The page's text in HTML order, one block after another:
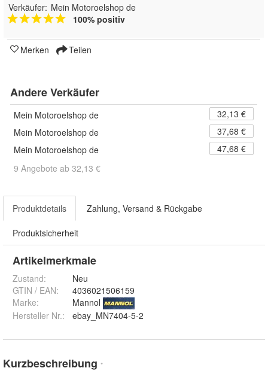
Verkäufer: Mein Motoroelshop de
100% positiv
Merken Teilen
Andere Verkäufer
Mein Motoroelshop de
32,13 €
Mein Motoroelshop de
37,68 €
Mein Motoroelshop de
47,68 €
9 Angebote ab 32,13 €
Produktdetails Zahlung, Versand & Rückgabe
Produktsicherheit
Artikelmerkmale
Zustand:
Neu
GTIN / EAN:
4036021506159
Marke:
Mannol
Hersteller Nr.:
ebay_MN7404-5-2
Kurzbeschreibung *